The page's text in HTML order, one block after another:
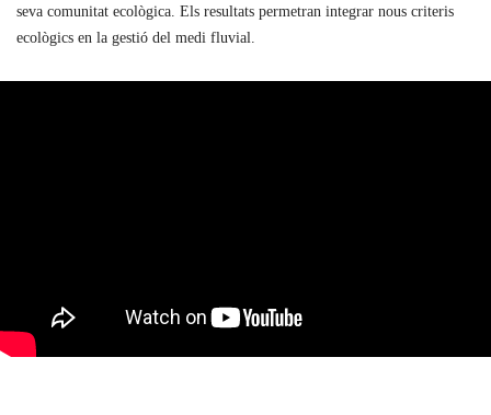
seva comunitat ecològica. Els resultats permetran integrar nous criteris
ecològics en la gestió del medi fluvial.